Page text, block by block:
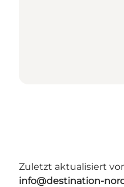
Zuletzt aktualisiert
info@destination-